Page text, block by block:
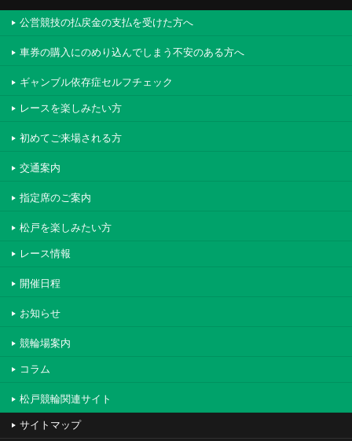
公営競技の払戻金の支払を受けた方へ
車券の購入にのめり込んでしまう不安のある方へ
ギャンブル依存症セルフチェック
レースを楽しみたい方
初めてご来場される方
交通案内
指定席のご案内
松戸を楽しみたい方
レース情報
開催日程
お知らせ
競輪場案内
コラム
松戸競輪関連サイト
サイトマップ